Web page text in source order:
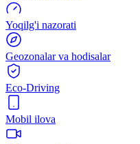
Yoqilg'i nazorati
Geozonalar va hodisalar
Eco-Driving
Mobil ilova